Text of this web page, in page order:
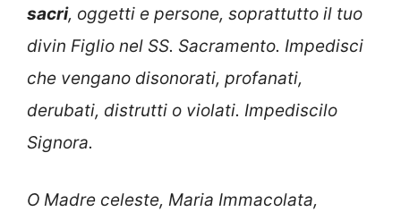
sacri, oggetti e persone, soprattutto il tuo
divin Figlio nel SS. Sacramento. Impedisci
che vengano disonorati, profanati,
derubati, distrutti o violati. Impediscilo
Signora.
O Madre celeste, Maria Immacolata,